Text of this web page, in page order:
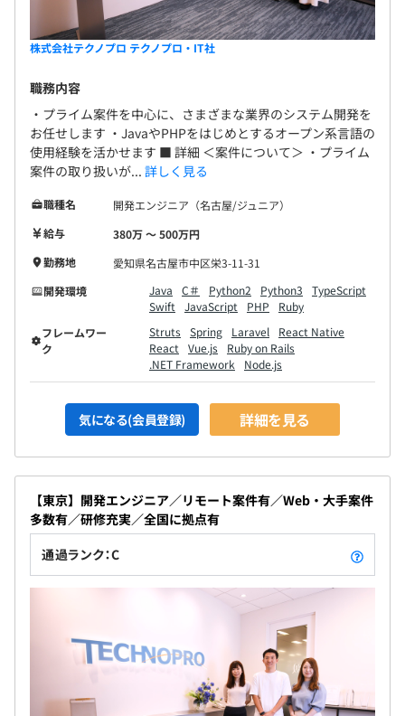
株式会社テクノプロ テクノプロ・IT社
職務内容
・プライム案件を中心に、さまざまな業界のシステム開発を
お任せします ・JavaやPHPをはじめとするオープン系言語の
使用経験を活かせます ■ 詳細 ＜案件について＞ ・プライム
案件の取り扱いが... 詳しく見る
職種名
開発エンジニア（名古屋/ジュニア）
給与
380万 〜 500万円
勤務地
愛知県名古屋市中区栄3-11-31
開発環境
Java C＃ Python2 Python3
TypeScript
Swift
JavaScript PHP
Ruby
フレームワー
ク
Struts Spring Laravel
React Native
React
Vue.js
Ruby on Rails
.NET Framework
Node.js
気になる(会員登録) 詳細を見る
【東京】開発エンジニア／リモート案件有／Web・大手案件
多数有／研修充実／全国に拠点有
通過ランク：C